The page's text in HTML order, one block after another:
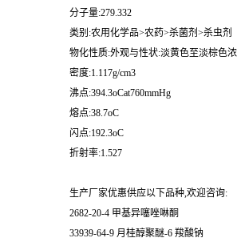
分子量:279.332
类别:农用化学品>农药>杀菌剂>杀虫剂
物化性质:外观与性状:淡黄色至淡棕色
密度:1.117g/cm3
沸点:394.3oCat760mmHg
熔点:38.7oC
闪点:192.3oC
折射率:1.527
生产厂家优惠供应以下品种,欢迎咨询:
2682-20-4 甲基异噻唑啉酮
33939-64-9 月桂醇聚醚-6 羧酸钠